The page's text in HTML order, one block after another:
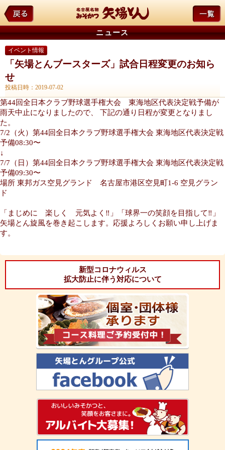
ニュース
イベント情報
「矢場とんブースターズ」試合日程変更のお知ら
せ
投稿日時：2019-07-02
第44回全日本クラブ野球選手権大会 東海地区代表決定戦予備が
雨天中止になりましたので、 下記の通り日程が変更となりまし
た。
7/2（火）第44回全日本クラブ野球選手権大会 東海地区代表決定戦
予備08:30〜
↓
7/7（日）第44回全日本クラブ野球選手権大会 東海地区代表決定戦
予備09:30〜
場所 東邦ガス空見グランド 名古屋市港区空見町1-6 空見グラン
ド
「まじめに 楽しく 元気よく‼️」「球界一の笑顔を目指して‼️」
矢場とん旋風を巻き起こします。応援よろしくお願い申し上げま
す。
新型コロナウィルス
拡大防止に伴う対応について